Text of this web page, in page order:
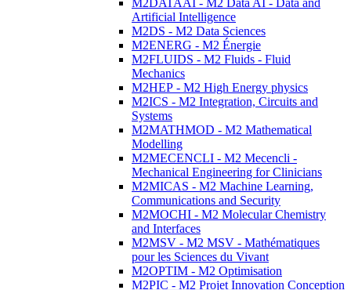
M2DATAAI - M2 Data AI - Data and
Artificial Intelligence
M2DS - M2 Data Sciences
M2ENERG - M2 Énergie
M2FLUIDS - M2 Fluids - Fluid
Mechanics
M2HEP - M2 High Energy physics
M2ICS - M2 Integration, Circuits and
Systems
M2MATHMOD - M2 Mathematical
Modelling
M2MECENCLI - M2 Mecencli -
Mechanical Engineering for Clinicians
M2MICAS - M2 Machine Learning,
Communications and Security
M2MOCHI - M2 Molecular Chemistry
and Interfaces
M2MSV - M2 MSV - Mathématiques
pour les Sciences du Vivant
M2OPTIM - M2 Optimisation
M2PIC - M2 Projet Innovation Conception